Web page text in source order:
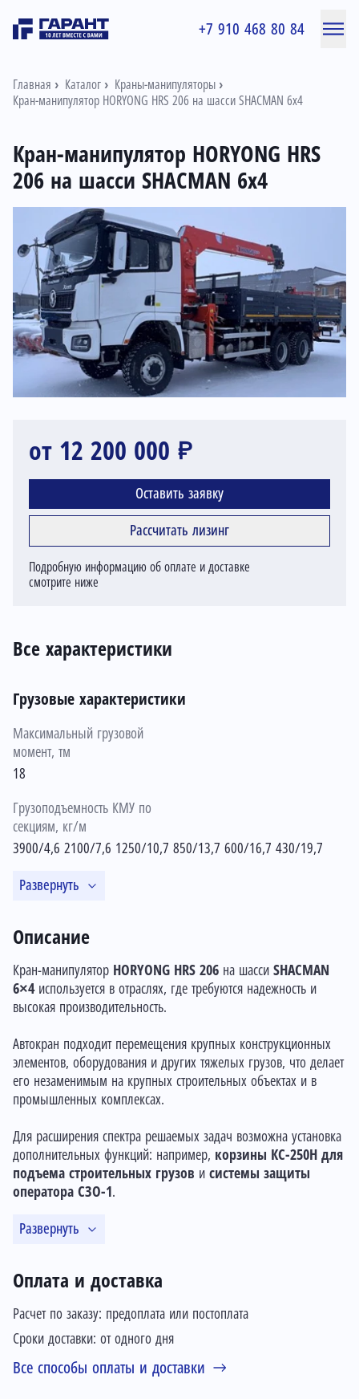
+7 910 468 80 84
Главная Каталог
Краны-манипуляторы
Кран-манипулятор HORYONG HRS 206 на шасси SHACMAN 6х4
Кран-манипулятор HORYONG HRS
206 на шасси SHACMAN 6х4
от 12 200 000 ₽
Оставить заявку
Рассчитать лизинг
Подробную информацию об оплате и доставке
смотрите ниже
Все характеристики
Грузовые характеристики
Максимальный грузовой
момент, тм
18
Грузоподъемность КМУ по
секциям, кг/м
3900/4,6 2100/7,6 1250/10,7 850/13,7 600/16,7 430/19,7
Развернуть
Оплата и доставка
Расчет по заказу: предоплата или постоплата
Сроки доставки: от одного дня
Все способы оплаты и доставки
Описание
Кран-манипулятор HORYONG HRS 206 на шасси SHACMAN
6×4используется в отраслях, где требуются надежность и
высокая производительность.
Автокран подходит перемещения крупных конструкционных
элементов, оборудования и других тяжелых грузов, что делает
его незаменимым на крупных строительных объектах и в
промышленных комплексах.
Для расширения спектра решаемых задач возможна установка
дополнительных функций: например, корзины КС-250Н для
подъема строительных грузов и системы защиты
оператора СЗО-1 .
Развернуть